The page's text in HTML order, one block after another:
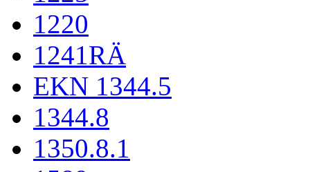
1220
1241RÄ
EKN 1344.5
1344.8
1350.8.1